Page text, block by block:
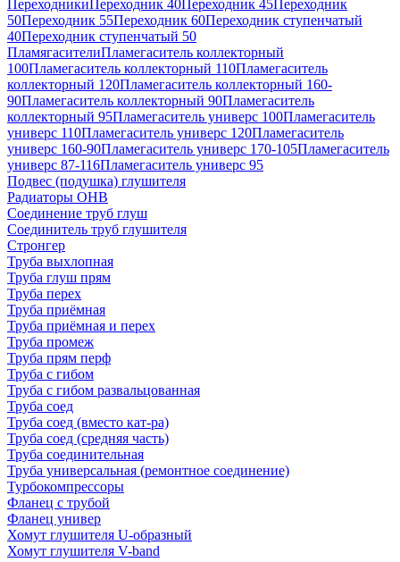
ПереходникиПереходник 40Переходник 45Переходник
50Переходник 55Переходник 60Переходник ступенчатый
40Переходник ступенчатый 50
ПламягасителиПламегаситель коллекторный
100Пламегаситель коллекторный 110Пламегаситель
коллекторный 120Пламегаситель коллекторный 160-
90Пламегаситель коллекторный 90Пламегаситель
коллекторный 95Пламегаситель универс 100Пламегаситель
универс 110Пламегаситель универс 120Пламегаситель
универс 160-90Пламегаситель универс 170-105Пламегаситель
универс 87-116Пламегаситель универс 95
Подвес (подушка) глушителя
Радиаторы ОНВ
Соединение труб глуш
Соединитель труб глушителя
Стронгер
Труба выхлопная
Труба глуш прям
Труба перех
Труба приёмная
Труба приёмная и перех
Труба промеж
Труба прям перф
Труба с гибом
Труба с гибом развальцованная
Труба соед
Труба соед (вместо кат-ра)
Труба соед (средняя часть)
Труба соединительная
Труба универсальная (ремонтное соединение)
Турбокомпрессоры
Фланец с трубой
Фланец универ
Хомут глушителя U-образный
Хомут глушителя V-band